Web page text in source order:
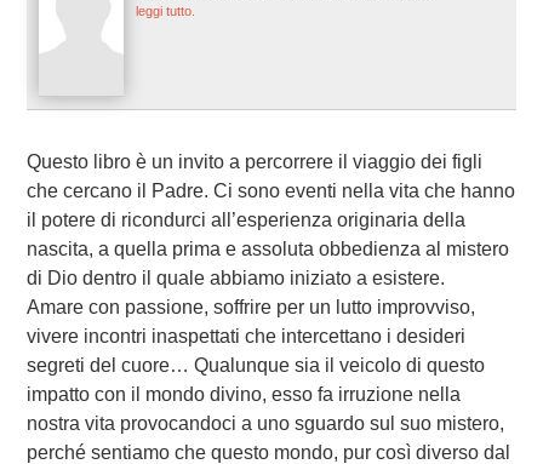
leggi tutto.
Questo libro è un invito a percorrere il viaggio dei figli
che cercano il Padre. Ci sono eventi nella vita che hanno
il potere di ricondurci all’esperienza originaria della
nascita, a quella prima e assoluta obbedienza al mistero
di Dio dentro il quale abbiamo iniziato a esistere.
Amare con passione, soffrire per un lutto improvviso,
vivere incontri inaspettati che intercettano i desideri
segreti del cuore… Qualunque sia il veicolo di questo
impatto con il mondo divino, esso fa irruzione nella
nostra vita provocandoci a uno sguardo sul suo mistero,
perché sentiamo che questo mondo, pur così diverso dal